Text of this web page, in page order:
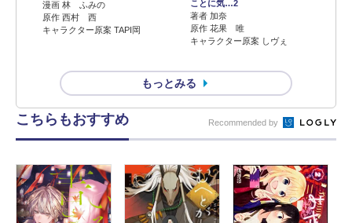
漫画 林 ふみの
原作 西村 西
キャラクター原案 TAPI岡
ことに気…2
著者 加奈
原作 花果 唯
キャラクター原案 しヴぇ
もっとみる
こちらもおすすめ Recommended by